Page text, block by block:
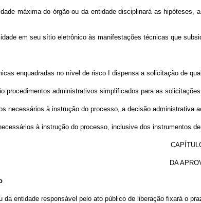
máxima do órgão ou da entidade disciplinará as
em seu sítio eletrônico às manifestações técnicas que
enquadradas no nível de risco I dispensa a solicitação de
procedimentos administrativos simplificados para as
necessários à instrução do processo, a decisão administrativa
à instrução do processo, inclusive dos instrumentos
DA
entidade responsável pelo ato público de liberação fixará o